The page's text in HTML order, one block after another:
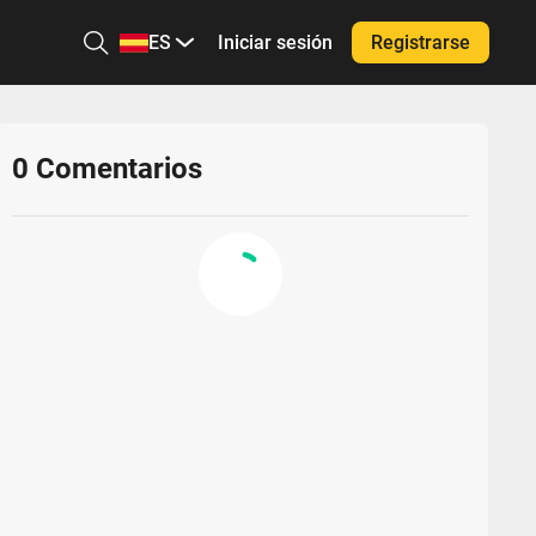
ES Iniciar sesión Registrarse
0 Comentarios